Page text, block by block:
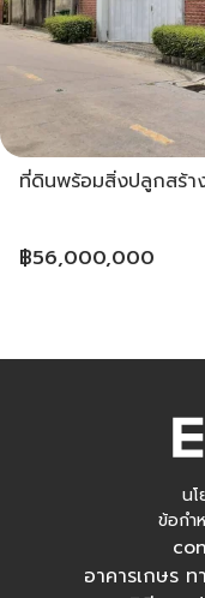
ที่ดินพร้อมสิ่งปลูกสร้า
฿56,000,000
น
ข้อกำ
อาคารเกษร